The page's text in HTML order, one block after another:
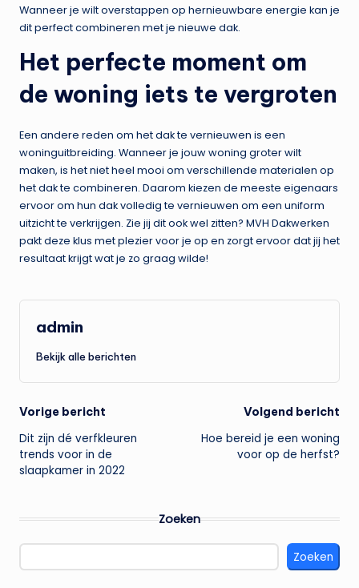
Wanneer je wilt overstappen op hernieuwbare energie kan je
dit perfect combineren met je nieuwe dak.
Het perfecte moment om
de woning iets te vergroten
Een andere reden om het dak te vernieuwen is een
woninguitbreiding. Wanneer je jouw woning groter wilt
maken, is het niet heel mooi om verschillende materialen op
het dak te combineren. Daarom kiezen de meeste eigenaars
ervoor om hun dak volledig te vernieuwen om een uniform
uitzicht te verkrijgen. Zie jij dit ook wel zitten? MVH Dakwerken
pakt deze klus met plezier voor je op en zorgt ervoor dat jij het
resultaat krijgt wat je zo graag wilde!
admin
Bekijk alle berichten
Bericht
navigatie
Vorige bericht
Dit zijn dé verfkleuren
trends voor in de
slaapkamer in 2022
Volgend bericht
Hoe bereid je een woning
voor op de herfst?
Zoeken
Zoeken